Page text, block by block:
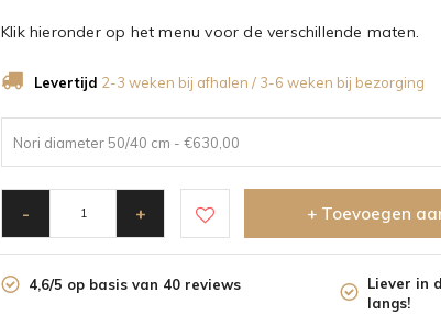
Klik hieronder op het menu voor de verschillende maten.
Levertijd 2-3 weken bij afhalen / 3-6 weken bij bezorging
Nori diameter 50/40 cm - €630,00
- + + Toevoegen
4,6/5 op basis van 40 reviews
Liever in
langs!